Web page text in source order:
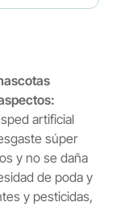
artificial
súper
y no se daña
de poda y
y pesticidas,